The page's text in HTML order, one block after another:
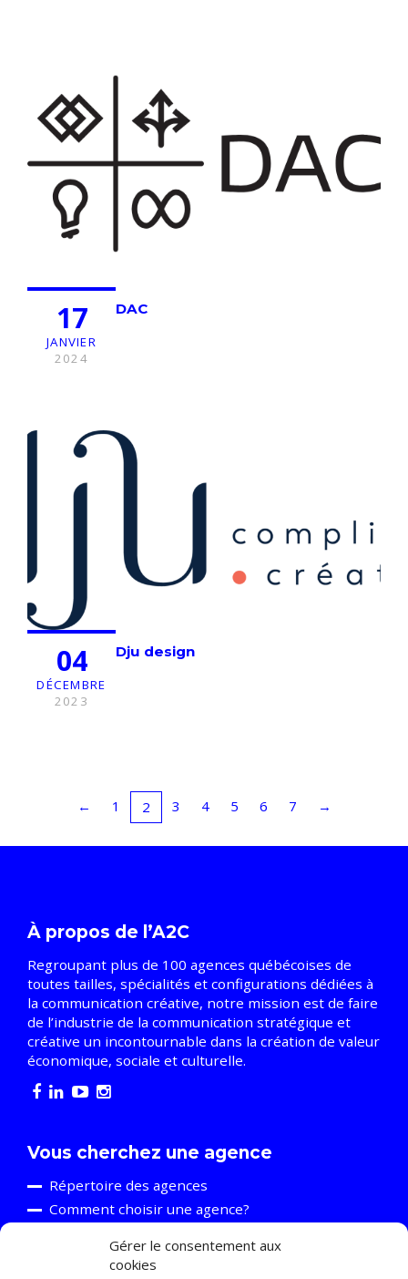
Gérer le consentement aux
cookies
17
JANVIER
2024
DAC
04
DÉCEMBRE
2023
Dju design
← 1 2 3 4 5 6 7 →
À propos de l’A2C
Regroupant plus de 100 agences québécoises de
toutes tailles, spécialités et configurations dédiées à
la communication créative, notre mission est de faire
de l’industrie de la communication stratégique et
créative un incontournable dans la création de valeur
économique, sociale et culturelle.
Vous cherchez une agence
Répertoire des agences
Comment choisir une agence?
Vous êtes une agence